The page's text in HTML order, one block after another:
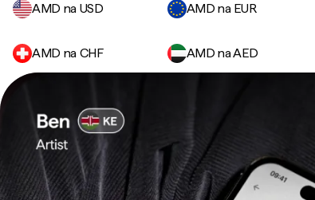
AMD na USD
AMD na EUR
AMD na CHF AMD na AED